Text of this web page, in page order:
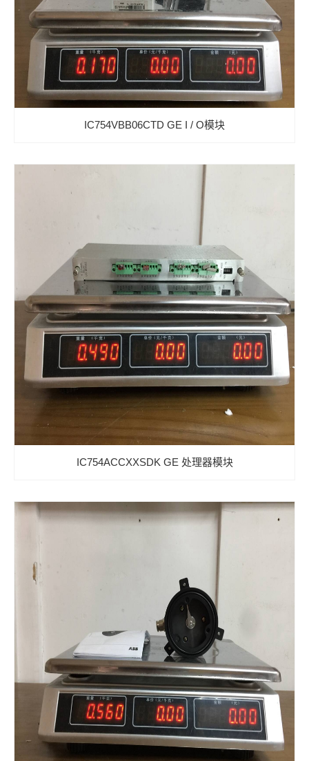
IC754VBB06CTD GE I / O模块
IC754ACCXXSDK GE 处理器模块